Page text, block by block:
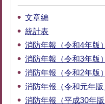
文章編
統計表
消防年報（令和4年版）
消防年報（令和3年版）
消防年報（令和2年版）
消防年報（令和元年版
消防年報（平成30年版